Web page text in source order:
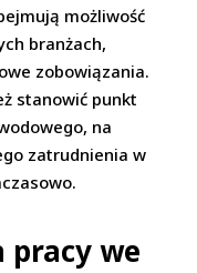
możliwość
branżach,
zobowiązania.
stanowić punkt
na
zatrudnienia w
pracy we